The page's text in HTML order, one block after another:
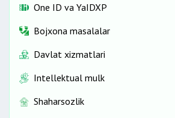
One ID vа YaIDXP
Bojxona masalalar
Davlat xizmatlari
Intellektual mulk
Shaharsozlik